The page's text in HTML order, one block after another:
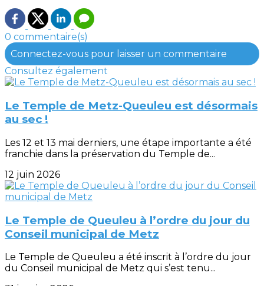
0 commentaire(s)
Connectez-vous pour laisser un commentaire
Consultez également
Le Temple de Metz-Queuleu est désormais
au sec !
Les 12 et 13 mai derniers, une étape importante a été
franchie dans la préservation du Temple de...
12 juin 2026
Le Temple de Queuleu à l’ordre du jour du
Conseil municipal de Metz
Le Temple de Queuleu a été inscrit à l’ordre du jour
du Conseil municipal de Metz qui s’est tenu...